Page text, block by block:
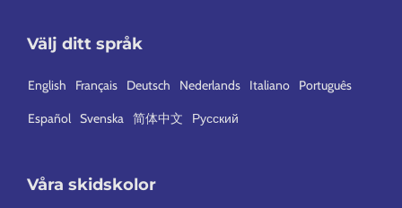
Välj ditt språk
English Français Deutsch Nederlands Italiano Português
Español Svenska 简体中文 Русский
Våra skidskolor